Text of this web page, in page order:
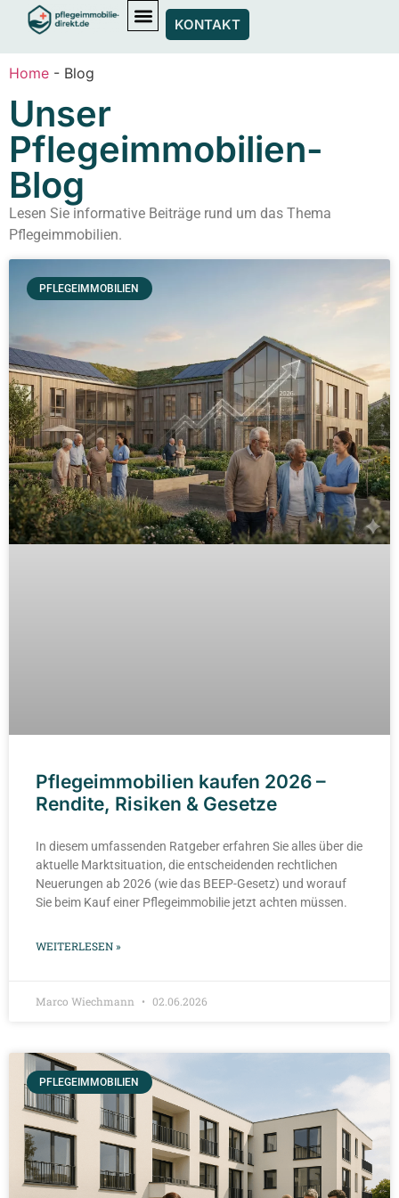
KONTAKT
Home - Blog
Unser
Pflegeimmobilien-
Blog
Lesen Sie informative Beiträge rund um das Thema
Pflegeimmobilien.
PFLEGEIMMOBILIEN
Pflegeimmobilien kaufen 2026 –
Rendite, Risiken & Gesetze
In diesem umfassenden Ratgeber erfahren Sie alles über die
aktuelle Marktsituation, die entscheidenden rechtlichen
Neuerungen ab 2026 (wie das BEEP-Gesetz) und worauf
Sie beim Kauf einer Pflegeimmobilie jetzt achten müssen.
WEITERLESEN »
Marco Wiechmann 02.06.2026
PFLEGEIMMOBILIEN